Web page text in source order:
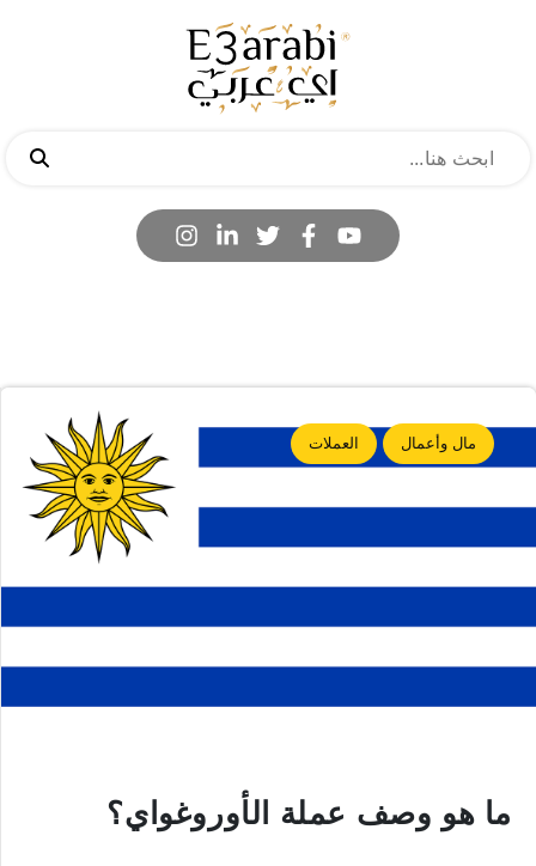
مال وأعمال العملات
ما هو وصف عملة الأوروغواي؟